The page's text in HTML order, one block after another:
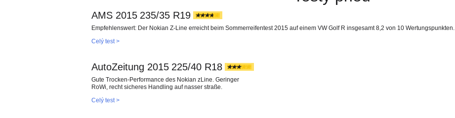
AMS 2015 235/35 R19
Empfehlenswert: Der Nokian Z-Line erreicht beim Sommerreifentest 2015 auf einem VW Golf R insgesamt 8,2 von 10 Wertungspunkten.
Celý test >
AutoZeitung 2015 225/40 R18
Gute Trocken-Performance des Nokian zLine. Geringer
RoWi, recht sicheres Handling auf nasser straße.
Celý test >